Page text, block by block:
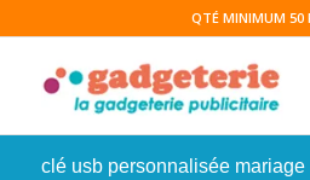
QTÉ MINIMUM 50
clé usb personnalisée mariage